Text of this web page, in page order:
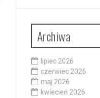
Archiwa
lipiec 2026
czerwiec 2026
maj 2026
kwiecień 2026